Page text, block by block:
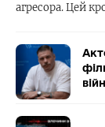
агресора. Цей